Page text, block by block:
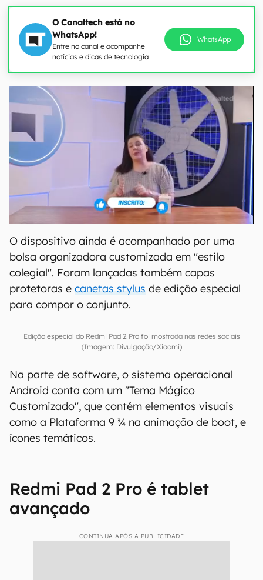
O Canaltech está no
WhatsApp!
Entre no canal e acompanhe
notícias e dicas de tecnologia
WhatsApp
O dispositivo ainda é acompanhado por uma
bolsa organizadora customizada em "estilo
colegial". Foram lançadas também capas
protetoras e canetas stylus de edição especial
para compor o conjunto.
Edição especial do Redmi Pad 2 Pro foi mostrada nas redes sociais
(Imagem: Divulgação/Xiaomi)
Na parte de software, o sistema operacional
Android conta com um "Tema Mágico
Customizado", que contém elementos visuais
como a Plataforma 9 ¾ na animação de boot, e
ícones temáticos.
Redmi Pad 2 Pro é tablet
avançado
CONTINUA APÓS A PUBLICIDADE